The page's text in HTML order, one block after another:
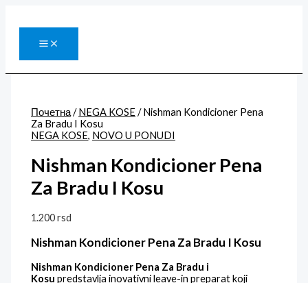
sadržaj
Почетна/NEGA KOSE/ Nishman Kondicioner Pena
Za Bradu I Kosu
NEGA KOSE, NOVO U PONUDI
Nishman Kondicioner Pena
Za Bradu I Kosu
1.200rsd
Nishman Kondicioner Pena Za Bradu I Kosu
Nishman Kondicioner Pena Za Bradu i
Kosu predstavlja inovativni leave-in preparat koji
Pena
Za
I
Kosu